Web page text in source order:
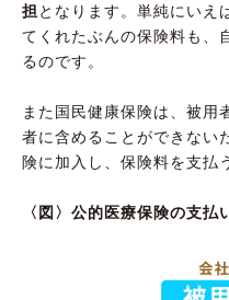
担 となります。単純にいえ
てくれたぶんの保険料も、
るのです。
また国民健康保険は、被用
者に含めることができない
険に加入し、保険料を支払
〈図〉公的医療保険の支払